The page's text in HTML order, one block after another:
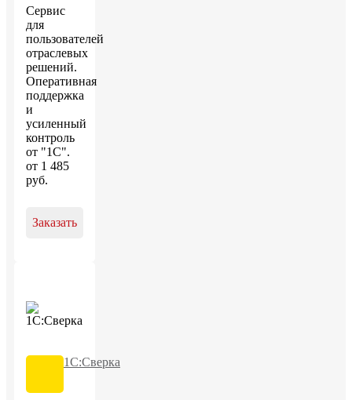
Сервис
для
пользователей
отраслевых
решений.
Оперативная
поддержка
и
усиленный
контроль
от "1С".
от 1 485
руб.
Заказать
1С:Сверка